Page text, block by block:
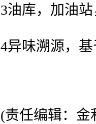
3油库，加油
4异味溯源，
(责任编辑：金